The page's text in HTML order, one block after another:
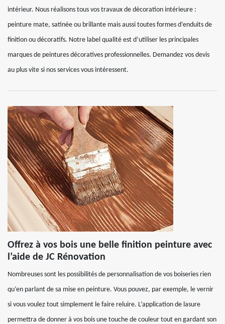
intérieur. Nous réalisons tous vos travaux de décoration intérieure :
peinture mate, satinée ou brillante mais aussi toutes formes d’enduits de
finition ou décoratifs. Notre label qualité est d’utiliser les principales
marques de peintures décoratives professionnelles. Demandez vos devis
au plus vite si nos services vous intéressent.
Offrez à vos bois une belle finition peinture avec
l’aide de JC Rénovation
Nombreuses sont les possibilités de personnalisation de vos boiseries rien
qu’en parlant de sa mise en peinture. Vous pouvez, par exemple, le vernir
si vous voulez tout simplement le faire reluire. L’application de lasure
permettra de donner à vos bois une touche de couleur tout en gardant son